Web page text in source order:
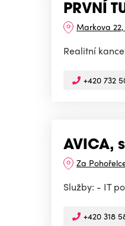
PRVNÍ
Markova 22,
Realitní
+420 732
AVICA,
Za
Služby: - IT
+420 318